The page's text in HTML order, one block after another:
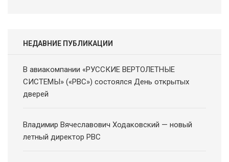
НЕДАВНИЕ ПУБЛИКАЦИИ
В авиакомпании «РУССКИЕ ВЕРТОЛЕТНЫЕ
СИСТЕМЫ» («РВС») состоялся День открытых
дверей
Владимир Вячеславович Ходаковский — новый
летный директор РВС